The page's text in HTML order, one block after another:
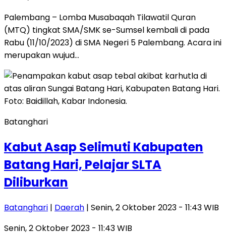
Palembang – Lomba Musabaqah Tilawatil Quran
(MTQ) tingkat SMA/SMK se-Sumsel kembali di pada
Rabu (11/10/2023) di SMA Negeri 5 Palembang. Acara ini
merupakan wujud…
Batanghari
Kabut Asap Selimuti Kabupaten
Batang Hari, Pelajar SLTA
Diliburkan
Batanghari | Daerah | Senin, 2 Oktober 2023 - 11:43 WIB
Senin, 2 Oktober 2023 - 11:43 WIB